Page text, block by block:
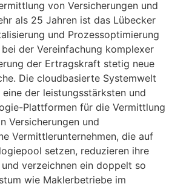
von Versicherungen und
als 25 Jahren ist das Lübecker
und Prozessoptimierung
der Vereinfachung komplexer
der Ertragskraft stetig neue
Die cloudbasierte Systemwelt
der leistungsstärksten und
Plattformen für die Vermittlung
Versicherungen und
Vermittlerunternehmen, die auf
setzen, reduzieren ihre
verzeichnen ein doppelt so
wie Maklerbetriebe im